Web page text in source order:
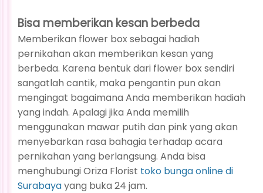
Bisa memberikan kesan berbeda
Memberikan flower box sebagai hadiah
pernikahan akan memberikan kesan yang
berbeda. Karena bentuk dari flower box sendiri
sangatlah cantik, maka pengantin pun akan
mengingat bagaimana Anda memberikan hadiah
yang indah. Apalagi jika Anda memilih
menggunakan mawar putih dan pink yang akan
menyebarkan rasa bahagia terhadap acara
pernikahan yang berlangsung. Anda bisa
menghubungi Oriza Florist toko bunga online di
Surabayayang buka 24 jam.